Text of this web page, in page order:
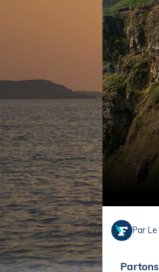
Salons
Economie
Yachting
Par